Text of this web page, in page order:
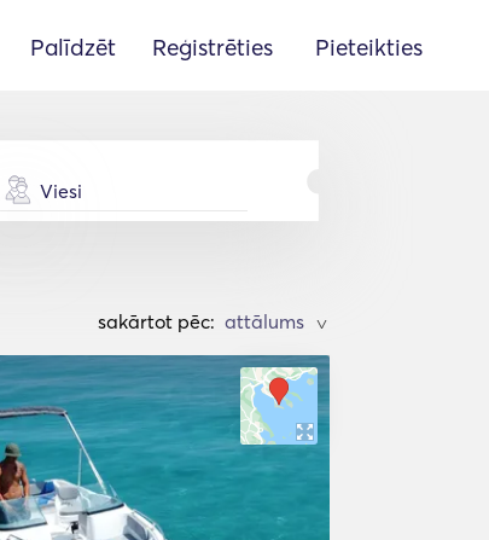
Palīdzēt Reģistrēties Pieteikties
Viesi
sakārtot pēc: >